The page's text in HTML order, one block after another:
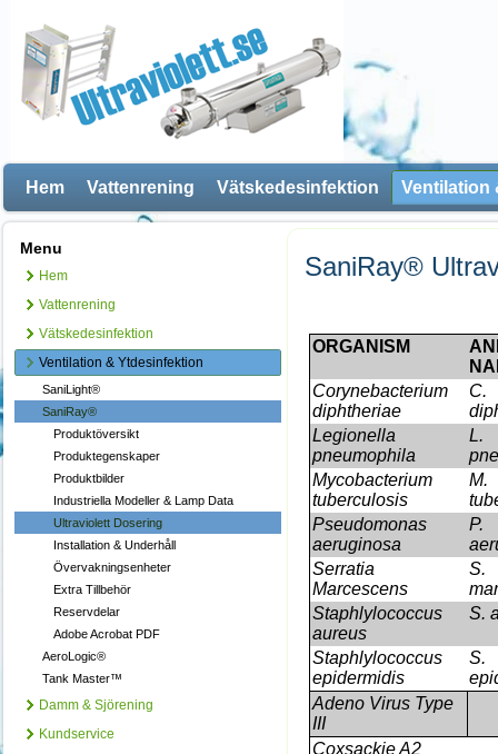
Hem Vattenrening Vätskedesinfektion Ventilation
Menu
Hem
Vattenrening
Vätskedesinfektion
Ventilation & Ytdesinfektion
SaniLight®
SaniRay®
Produktöversikt
Produktegenskaper
Produktbilder
Industriella Modeller & Lamp Data
Ultraviolett Dosering
Installation & Underhåll
Övervakningsenheter
Extra Tillbehör
Reservdelar
Adobe Acrobat PDF
AeroLogic®
Tank Master™
Damm & Sjörening
Kundservice
SaniRay®
ORGANISM
Corynebacterium
diphtheriae
C.
Legionella
pneumophila
L.
Mycobacterium
tuberculosis
M.
Pseudomonas
aeruginosa
P.
Serratia
Marcescens
S.
Staphlylococcus
aureus
S.
Staphlylococcus
epidermidis
S.
Adeno Virus Type
III
Coxsackie A2